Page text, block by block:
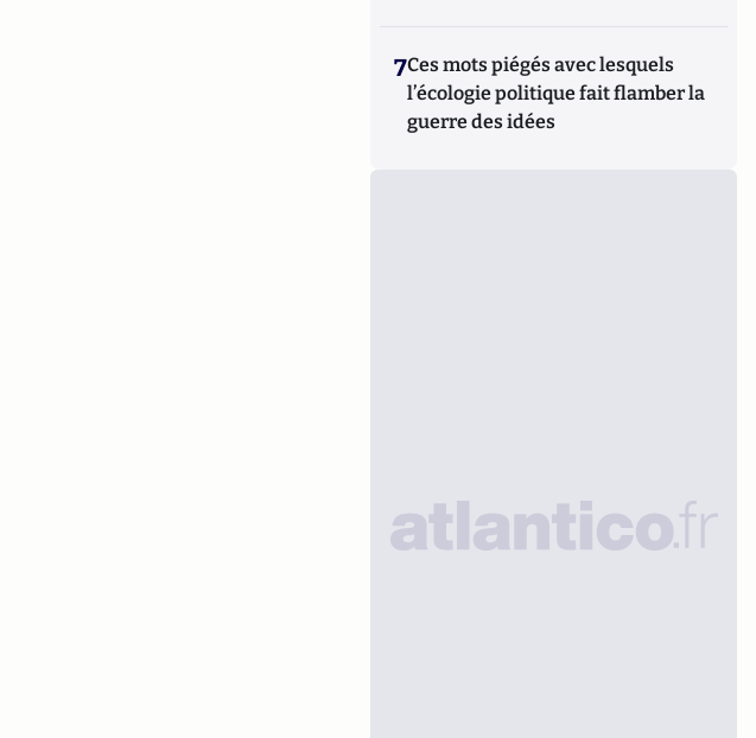
7Ces mots piégés avec lesquels
l’écologie politique fait flamber la
guerre des idées